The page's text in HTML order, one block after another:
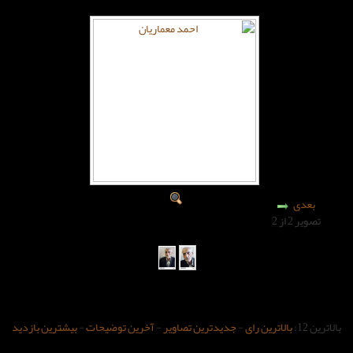
جدیدترین تصاویر-آخرین توضیحات-بیشترین بازدید